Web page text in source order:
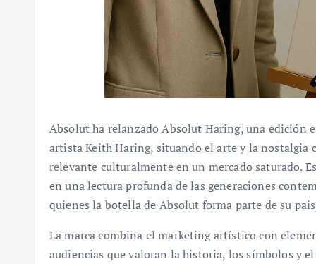
Absolut ha relanzado Absolut Haring, una edición
artista Keith Haring, situando el arte y la nostalgia
relevante culturalmente en un mercado saturado.
en una lectura profunda de las generaciones
quienes la botella de Absolut forma parte de su
La marca combina el marketing artístico con
audiencias que valoran la historia, los símbolos y